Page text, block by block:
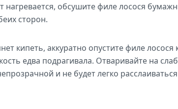
нагревается, обсушите филе лосося
сторон.
кипеть, аккуратно опустите филе
едва подрагивала. Отваривайте на
и не будет легко